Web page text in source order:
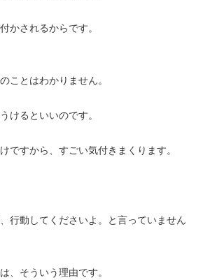
かされるからです。
ことはわかりません。
けるといいのです。
ですから、すごい気付きまくります。
行動してくださいよ。と言っていません
、そういう理由です。